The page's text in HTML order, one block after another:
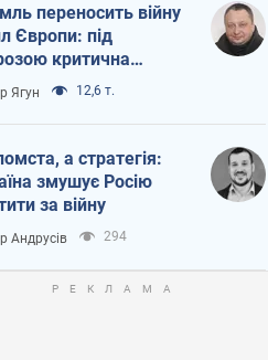
переносить війну
Європи: під
критична
Ягун 12,6 т.
а стратегія:
змушує Росію
за війну
Андрусів 294